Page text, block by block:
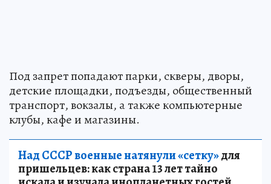
Под запрет попадают парки, скверы, дворы,
детские площадки, подъезды, общественный
транспорт, вокзалы, а также компьютерные
клубы, кафе и магазины.
Над СССР военные натянули «сетку»для
пришельцев: как страна 13 лет тайно